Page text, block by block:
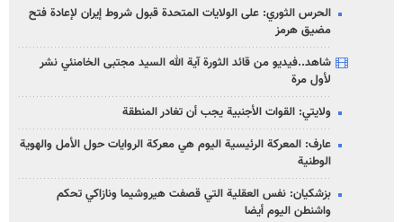
الحرس الثوري: على الولايات المتحدة قبول شروط إيران لإعادة فتح
مضيق هرمز
شاهد..فيديو من قائد الثورة آية الله السيد مجتبى الخامنئي نشر
لأول مرة
ولايتي: القوات الأجنبية يجب أن تغادر المنطقة
عارف: المعركة الرئيسية اليوم هي معركة الروايات حول الأمل والهوية
الوطنية
بزشكيان: نفس العقلية التي قصفت هيروشيما ونازاكي تحكم
واشنطن اليوم أيضا